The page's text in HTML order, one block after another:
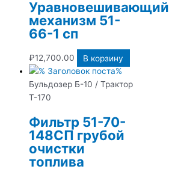
Уравновешивающий
механизм 51-
66-1 сп
₽12,700.00 В корзину
Бульдозер Б-10 / Трактор
Т-170
Фильтр 51-70-
148СП грубой
очистки
топлива